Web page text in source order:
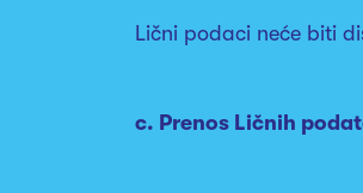
Lični podaci neće biti
c. Prenos Ličnih